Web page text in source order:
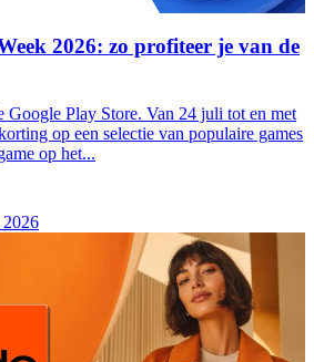
2026: zo profiteer je van de
Google Play Store. Van 24 juli tot en met
op een selectie van populaire games
op het...